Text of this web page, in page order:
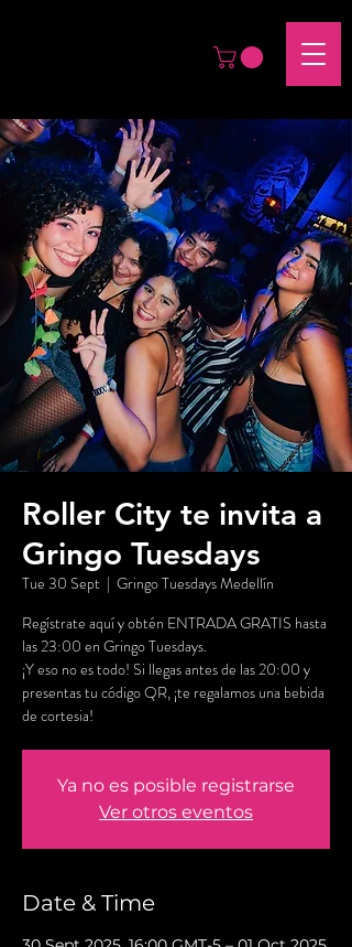
Roller City te invita a
Gringo Tuesdays
Tue 30 Sept
  |
Gringo Tuesdays Medellín
Regístrate aquí y obtén ENTRADA GRATIS hasta
las 23:00 en Gringo Tuesdays.
¡Y eso no es todo! Si llegas antes de las 20:00 y
presentas tu código QR, ¡te regalamos una bebida
de cortesia!
Ya no es posible registrarse
Ver otros eventos
Date & Time